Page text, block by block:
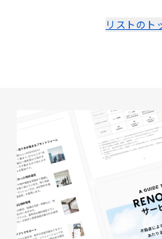
リストのト